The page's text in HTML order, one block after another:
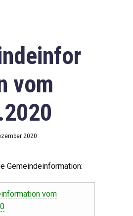
vom
2020
Gemeindeinformation:
vom